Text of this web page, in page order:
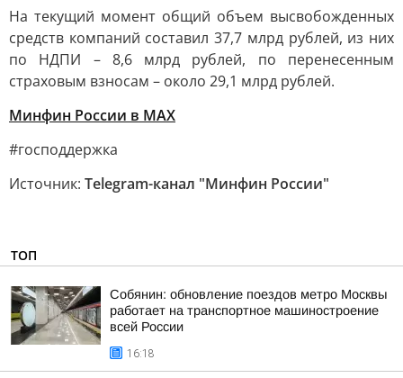
На текущий момент общий объем высвобожденных
средств компаний составил 37,7 млрд рублей, из них
по НДПИ – 8,6 млрд рублей, по перенесенным
страховым взносам – около 29,1 млрд рублей.
Минфин России в MAX
#господдержка
Источник: Telegram-канал "Минфин России"
ТОП
Собянин: обновление поездов метро Москвы
работает на транспортное машиностроение
всей России
16:18